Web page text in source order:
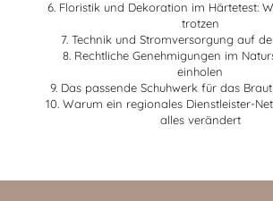
Floristik und Dekoration im Härtetest:
trotzen
Technik und Stromversorgung auf
Rechtliche Genehmigungen im
einholen
Das passende Schuhwerk für das
Warum ein regionales Dienstleister-
alles verändert